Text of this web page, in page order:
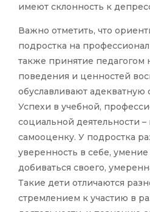
имеют склонность к
Важно отметить, что
подростка на
также принятие педагогом
поведения и ценностей
обуславливают адекватную
Успехи в учебной,
социальной деятельности –
самооценку. У подростка
уверенность в себе, умение
добиваться своего,
Такие дети отличаются
стремлением к участию в